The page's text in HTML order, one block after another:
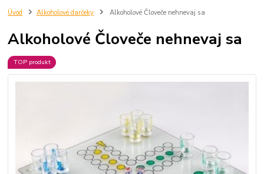
Úvod Alkoholové darčeky Alkoholové Človeče nehnevaj sa
Alkoholové Človeče nehnevaj sa
TOP produkt